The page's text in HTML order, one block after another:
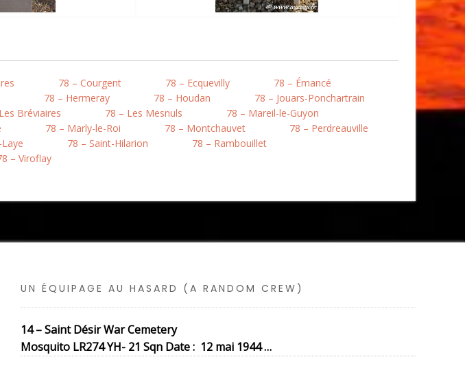
78 – Courgent 78 – Ecquevilly
78 – Émancé
78 – Hermeray 78 – Houdan
78 – Jouars-Ponchartrain
Bréviaires 78 – Les Mesnuls
78 – Mareil-le-Guyon
78 – Marly-le-Roi 78 – Montchauvet
78 – Perdreauville
78 – Saint-Hilarion
78 – Rambouillet
– Viroflay
UN ÉQUIPAGE AU HASARD (A RANDOM CREW)
14 – Saint Désir War Cemetery
Mosquito LR274 YH- 21 Sqn Date : 12 mai 1944 …